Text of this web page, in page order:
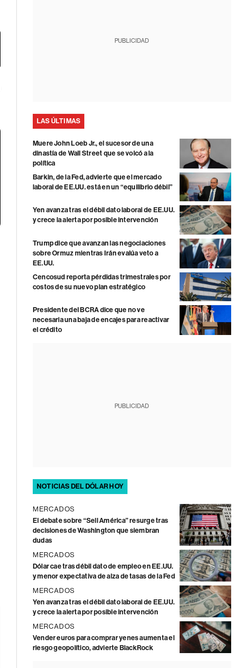
PUBLICIDAD
LAS ÚLTIMAS
Muere John Loeb Jr., el sucesor de una
dinastía de Wall Street que se volcó a la
política
Barkin, de la Fed, advierte que el mercado
laboral de EE.UU. está en un “equilibrio débil”
Yen avanza tras el débil dato laboral de EE.UU.
y crece la alerta por posible intervención
Trump dice que avanzan las negociaciones
sobre Ormuz mientras Irán evalúa veto a
EE.UU.
Cencosud reporta pérdidas trimestrales por
costos de su nuevo plan estratégico
Presidente del BCRA dice que no ve
necesaria una baja de encajes para reactivar
el crédito
PUBLICIDAD
NOTICIAS DEL DÓLAR HOY
MERCADOS
El debate sobre “Sell América” resurge tras
decisiones de Washington que siembran
dudas
MERCADOS
Dólar cae tras débil dato de empleo en EE.UU.
y menor expectativa de alza de tasas de la Fed
MERCADOS
Yen avanza tras el débil dato laboral de EE.UU.
y crece la alerta por posible intervención
MERCADOS
Vender euros para comprar yenes aumenta el
riesgo geopolítico, advierte BlackRock